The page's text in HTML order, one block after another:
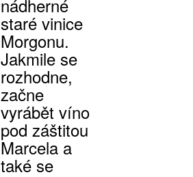
nádherné
staré vinice
Morgonu.
Jakmile se
rozhodne,
začne
vyrábět víno
pod záštitou
Marcela a
také se